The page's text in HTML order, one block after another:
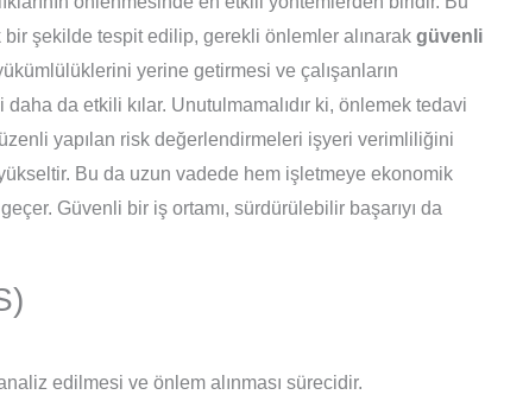
şekilde tespit edilip, gerekli önlemler alınarak güvenli
yerine getirmesi ve çalışanların
da etkili kılar. Unutulmamalıdır ki, önlemek tedavi
yapılan risk değerlendirmeleri işyeri verimliliğini
Bu da uzun vadede hem işletmeye ekonomik
Güvenli bir iş ortamı, sürdürülebilir başarıyı da
edilmesi ve önlem alınması sürecidir.